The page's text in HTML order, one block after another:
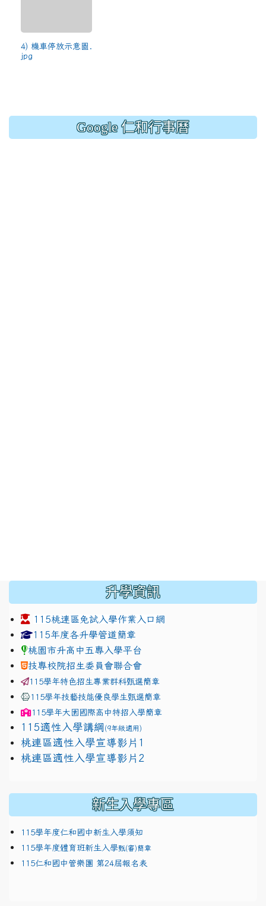
4) 機車停放示意圖.
jpg
Google 仁和行事曆
升學資訊
115桃連區免試入學作業入口網
link to https://www.jhjhs.tyc.edu.tw/modules/
115年度各升學管道簡章
桃園市升高中五專入學平台
技專校院招生委員會聯合會
115學年特色招生專業群科甄選簡章
115學年技藝技能優良學生甄選簡章
115學年大園國際高中特招入學簡章
115適性入學講綱 (9年級適用)
link to https://docs.google.com/presentation/d/
桃連區適性入學宣導影片1
link to https://docs.google.com/presentation/d/
桃連區適性入學宣導影片2
新生入學專區
115學年度仁和國中新生入學須知
115學年度體育班新生入學甄(審)簡章
115仁和國中管樂團 第24屆報名表